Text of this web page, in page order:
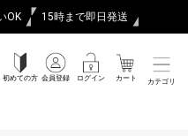
OK 15時まで即日発送
初めての方 会員登録 ログイン カート カテゴリ